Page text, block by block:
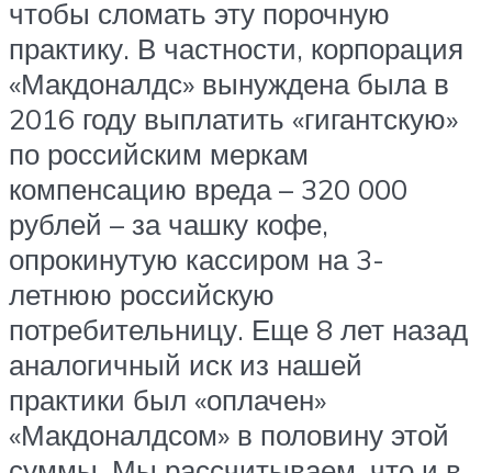
чтобы сломать эту порочную
практику. В частности, корпорация
«Макдоналдс» вынуждена была в
2016 году выплатить «гигантскую»
по российским меркам
компенсацию вреда – 320 000
рублей – за чашку кофе,
опрокинутую кассиром на 3-
летнюю российскую
потребительницу. Еще 8 лет назад
аналогичный иск из нашей
практики был «оплачен»
«Макдоналдсом» в половину этой